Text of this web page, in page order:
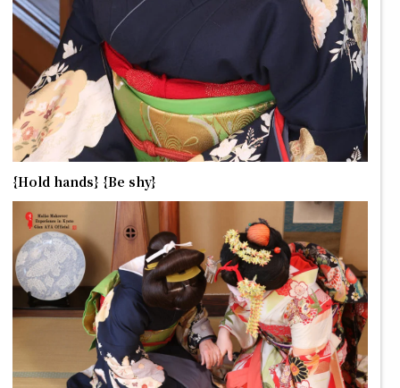
{Hold hands} {Be shy}